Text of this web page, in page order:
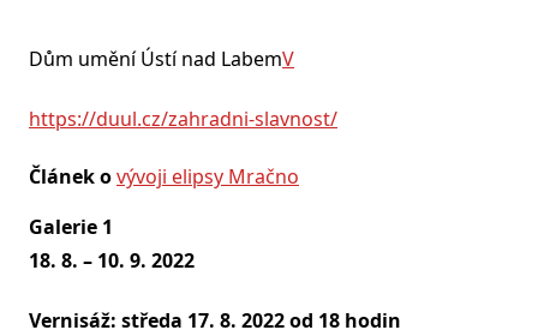
Dům umění Ústí nad LabemV
https://duul.cz/zahradni-slavnost/
Článek ovývoji elipsy Mračno
Galerie 1
18. 8. – 10. 9. 2022
Vernisáž: středa 17. 8. 2022 od 18 hodin